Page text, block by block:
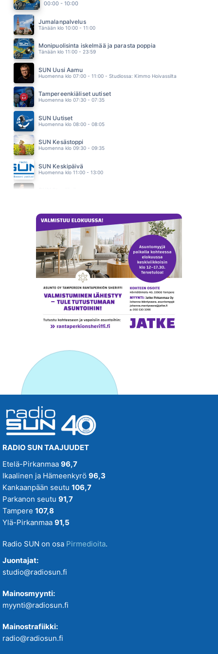
21.41
OLLI HALONEN
21.38
ANNA ERIKSSON
21.34
JIPPU
21.30
00:00 - 10:00
Jumalanpalvelus
Tänään klo 10:00 - 11:00
Monipuolisinta iskelmää ja parasta poppia
Tänään klo 11:00 - 23:59
SUN Uusi Aamu
Huomenna klo 07:00 - 11:00 - Studiossa: Kimmo Hoivassilta
Tampereenkiäliset uutiset
Huomenna klo 07:30 - 07:35
SUN Uutiset
Huomenna klo 08:00 - 08:05
SUN Kesästoppi
Huomenna klo 09:30 - 09:35
SUN Keskipäivä
Huomenna klo 11:00 - 13:00
RADIO SUN TAAJUUDET
Etelä-Pirkanmaa 96,7
Ikaalinen ja Hämeenkyrö 96,3
Kankaanpään seutu 106,7
Parkanon seutu 91,7
Tampere 107,8
Ylä-Pirkanmaa 91,5
Radio SUN on osa Pirmedioita.
Juontajat:
studio@radiosun.fi
Mainosmyynti:
myynti@radiosun.fi
Mainostrafiikki:
radio@radiosun.fi